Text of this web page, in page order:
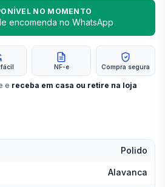
Polido
Alavanca
NO MOMENTO
encomenda no WhatsApp
NF-e Compra segura
e receba em casa ou retire na loja